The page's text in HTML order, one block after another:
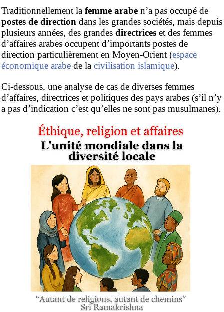
Traditionnellement la femme arabe n’a pas occupé de
postes de direction dans les grandes sociétés, mais depuis
plusieurs années, des grandes directrices et des femmes
d’affaires arabes occupent d’importants postes de
direction particulièrement en Moyen-Orient (espace
économique arabe de la civilisation islamique).
Ci-dessous, une analyse de cas de diverses femmes
d’affaires, directrices et politiques des pays arabes (s’il n’y
a pas d’indication c’est qu’elles ne sont pas musulmanes).